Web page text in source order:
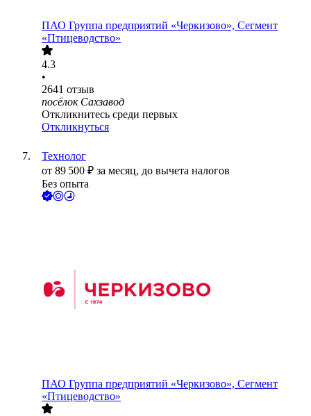
ПАО Группа предприятий «Черкизово», Сегмент
«Птицеводство»
4.3
•
2641 отзыв
посёлок Сахзавод
Откликнитесь среди первых
Откликнуться
Технолог
от 89 500 ₽ за месяц, до вычета налогов
Без опыта
ПАО Группа предприятий «Черкизово», Сегмент
«Птицеводство»